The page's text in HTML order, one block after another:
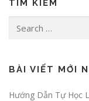
TÌM KIẾM
BÀI VIẾT MỚI
Hướng Dẫn Tự Học